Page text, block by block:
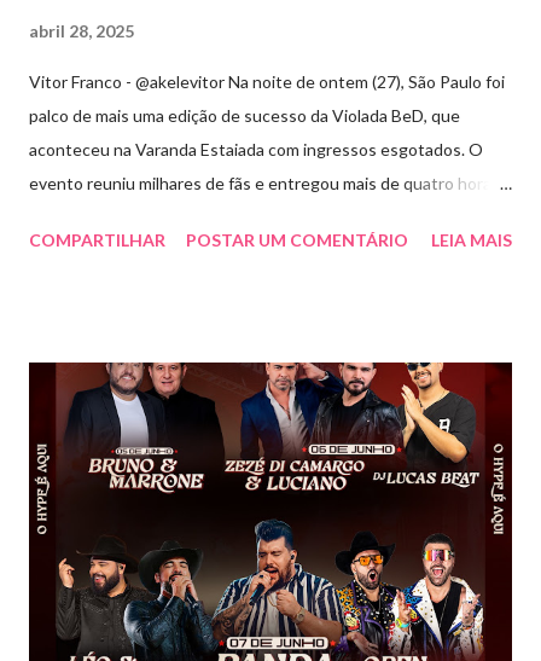
abril 28, 2025
Vitor Franco - @akelevitor Na noite de ontem (27), São Paulo foi
palco de mais uma edição de sucesso da Violada BeD, que
aconteceu na Varanda Estaiada com ingressos esgotados. O
evento reuniu milhares de fãs e entregou mais de quatro horas
de hits, Bruninho & Davi incendiaram o palco e contaram com
única, com o público cantando junto do início ao fim. Criado em
2018, o projeto Violada BeD se tornou uma verdadeira marca
registrada da carreira da dupla, oferecendo ao público um show
imersivo, com horas de duração, que mistura grandes clássicos
do sertanejo com homenagens a outros gêneros. No palco,
Bruninho & Davi transitam com naturalidade entre os seus hits e
releituras de artistas como Sandy & Junior, CPM 22 e
Detonautas, cria...
COMPARTILHAR POSTAR UM COMENTÁRIO LEIA MAIS